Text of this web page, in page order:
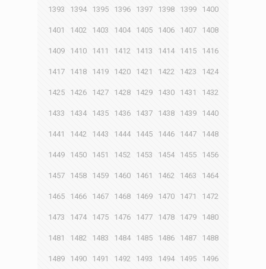
1393 1394 1395 1396 1397 1398 1399 1400
1401 1402 1403 1404 1405 1406 1407 1408
1409 1410 1411 1412 1413 1414 1415 1416
1417 1418 1419 1420 1421 1422 1423 1424
1425 1426 1427 1428 1429 1430 1431 1432
1433 1434 1435 1436 1437 1438 1439 1440
1441 1442 1443 1444 1445 1446 1447 1448
1449 1450 1451 1452 1453 1454 1455 1456
1457 1458 1459 1460 1461 1462 1463 1464
1465 1466 1467 1468 1469 1470 1471 1472
1473 1474 1475 1476 1477 1478 1479 1480
1481 1482 1483 1484 1485 1486 1487 1488
1489 1490 1491 1492 1493 1494 1495 1496